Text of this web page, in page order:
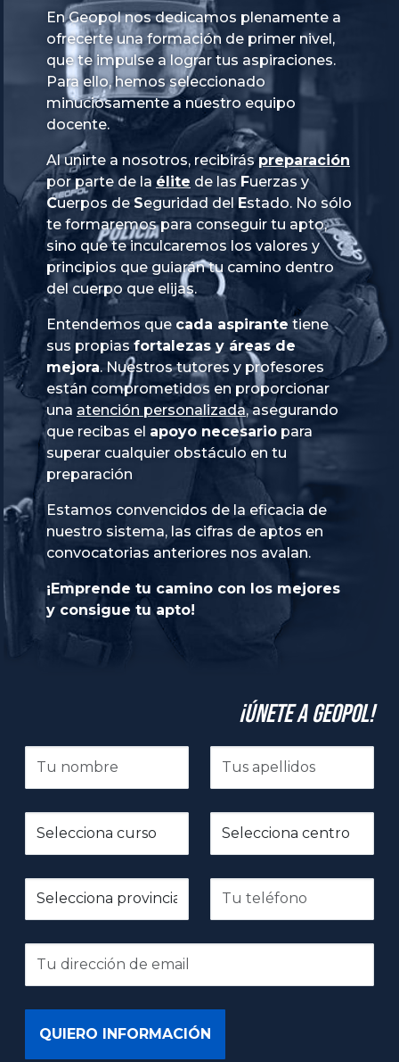
En Geopol nos dedicamos plenamente a
ofrecerte una formación de primer nivel,
que te impulse a lograr tus aspiraciones.
Para ello, hemos seleccionado
minuciosamente a nuestro equipo
docente.
Al unirte a nosotros, recibiráspreparación
por parte de la élite de las Fuerzas y
Cuerpos de Seguridad del Estado. No sólo
te formaremos para conseguir tu apto,
sino que te inculcaremos los valores y
principios que guiarán tu camino dentro
del cuerpo que elijas.
Entendemos que cada aspirante tiene
sus propias fortalezas y áreas de
mejora. Nuestros tutores y profesores
están comprometidos en proporcionar
una atención personalizada, asegurando
que recibas el apoyo necesario para
superar cualquier obstáculo en tu
preparación
Estamos convencidos de la eficacia de
nuestro sistema, las cifras de aptos en
convocatorias anteriores nos avalan.
¡Emprende tu camino con los mejores
y consigue tu apto!
¡Únete a GeoPol!